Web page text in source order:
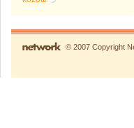
© 2007 Copyright